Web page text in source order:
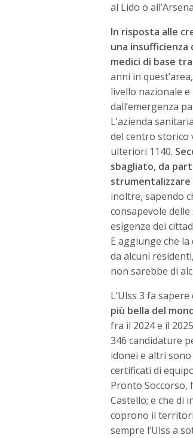
al Lido o
In risposta alle
una insufficienza
medici di base
anni in
livello nazionale
dall’emergenza
L’azienda
del centro storico
ulteriori 1140.
sbagliato, da
strumentalizzare
inoltre, sapendo
consapevole
esigenze dei
E aggiunge che
da alcuni
non sarebbe di
L’Ulss 3 fa sapere
più bella del
fra il 2024 e il
346 candidature
idonei e altri
certificati di
Pronto Soccorso,
Castello; e che di
coprono il
sempre l’Ulss a